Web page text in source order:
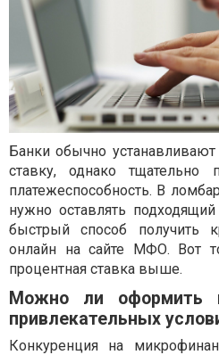
Банки обычно
ставку, однако тщательно
платежеспособность. В
нужно оставлять
быстрый способ получить
онлайн на сайте МФО. Вот
процентная ставка выше.
Можно ли
привлекательных
Конкуренция на